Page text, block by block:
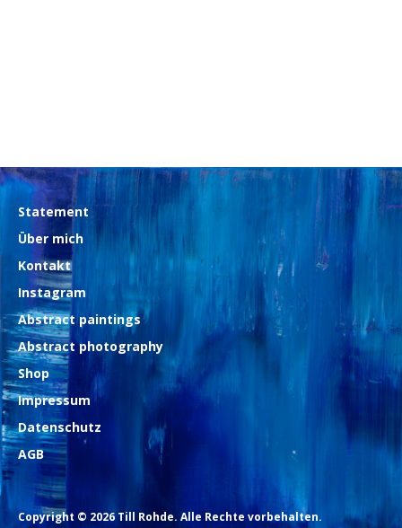
Statement
Über mich
Kontakt
Instagram
Abstract paintings
Abstract photography
Shop
Impressum
Datenschutz
AGB
Copyright © 2026 Till Rohde. Alle Rechte vorbehalten.